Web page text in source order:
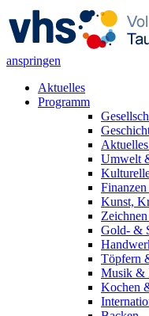
anspringen
Aktuelles
Programm
Umwelt
Kunst,
Gold- &
Töpfern
Musik &
Kochen